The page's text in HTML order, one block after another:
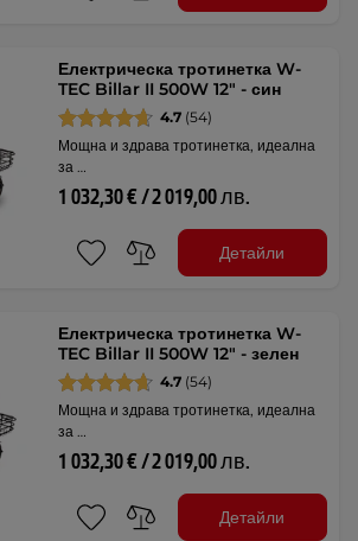
Електрическа тротинетка W-
TEC Billar II 500W 12" - син
4.7 (54)
Мощна и здрава тротинетка, идеална
за …
1 032,30 € / 2 019,00 лв.
Детайли
Електрическа тротинетка W-
TEC Billar II 500W 12" - зелен
4.7 (54)
Мощна и здрава тротинетка, идеална
за …
1 032,30 € / 2 019,00 лв.
Детайли